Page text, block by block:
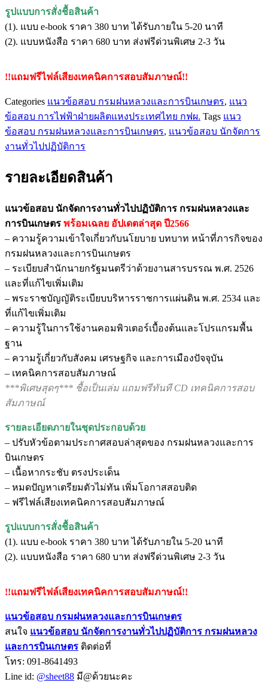
กรม
ฝน
หลวง
บิน
เกษตร
ชิ้น
รูปแบบการสั่งชื้อสินค้า
(1). แบบ e-book ราคา 380 บาท ได้รับภายใน 5-20 นาที
(2). แบบหนังสือ ราคา 680 บาท ส่งฟรีด่วนพิเศษ 2-3 วัน
!!แถมฟรีไฟล์เสียงเทคนิคการสอบสัมภาษณ์!!
Categories แนวข้อสอบ กรมฝนหลวงและการบินเกษตร, แนว
ข้อสอบ การไฟฟ้าฝ่ายผลิตแหงประเทศไทย กฟผ. Tags แนว
ข้อสอบ กรมฝนหลวงและการบินเกษตร, แนวข้อสอบ นักจัดการ
งานทั่วไปปฏิบัติการ
รายละเอียดสินค้า
แนวข้อสอบ นักจัดการงานทั่วไปปฏิบัติการ กรมฝนหลวงและ
การบินเกษตร พร้อมเฉลย อัปเดตล่าสุด ปี2566
– ความรู้ความเข้าใจเกี่ยวกับนโยบาย บทบาท หน้าที่ภารกิจของ
กรมฝนหลวงและการบินเกษตร
– ระเบียบสำนักนายกรัฐมนตรีว่าด้วยงานสารบรรณ พ.ศ. 2526
และที่แก้ไขเพิ่มเติม
– พระราชบัญญัติระเบียบบริหารราชการแผ่นดิน พ.ศ. 2534 และ
ที่แก้ไขเพิ่มเติม
– ความรู้ในการใช้งานคอมพิวเตอร์เบื้องต้นและโปรแกรมพื้น
ฐาน
– ความรู้เกี่ยวกับสังคม เศรษฐกิจ และการเมืองปัจจุบัน
– เทคนิคการสอบสัมภาษณ์
***พิเศษสุดๆ*** ชื้อเป็นเล่ม แถมฟรีทันที CD เทคนิคการสอบ
สัมภาษณ์
รายละเอียดภายในชุดประกอบด้วย
– ปรับหัวข้อตามประกาศสอบล่าสุดของ กรมฝนหลวงและการ
บินเกษตร
– เนื้อหากระชับ ตรงประเด็น
– หมดปัญหาเตรียมตัวไม่ทัน เพิ่มโอกาสสอบติด
– ฟรีไฟล์เสียงเทคนิคการสอบสัมภาษณ์
รูปแบบการสั่งชื้อสินค้า
(1). แบบ e-book ราคา 380 บาท ได้รับภายใน 5-20 นาที
(2). แบบหนังสือ ราคา 680 บาท ส่งฟรีด่วนพิเศษ 2-3 วัน
!!แถมฟรีไฟล์เสียงเทคนิคการสอบสัมภาษณ์!!
แนวข้อสอบ กรมฝนหลวงและการบินเกษตร
สนใจ แนวข้อสอบ นักจัดการงานทั่วไปปฏิบัติการ กรมฝนหลวง
และการบินเกษตร ติดต่อที่
โทร: 091-8641493
Line id: @sheet88 มี@ด้วยนะคะ